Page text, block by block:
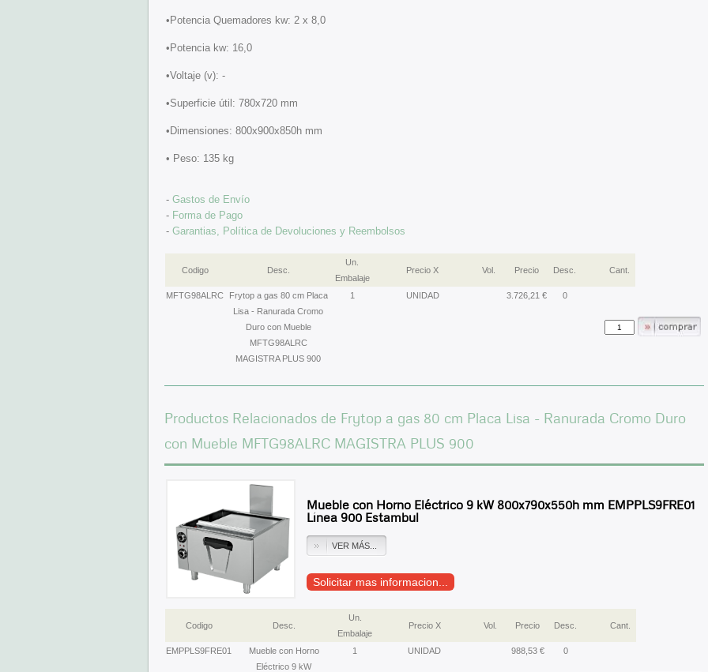
•Potencia Quemadores kw: 2 x 8,0
•Potencia kw: 16,0
•Voltaje (v): -
•Superficie útil: 780x720 mm
•Dimensiones: 800x900x850h mm
• Peso: 135 kg
- Gastos de Envío
- Forma de Pago
- Garantias, Política de Devoluciones y Reembolsos
Codigo Desc.
Un.
Embalaje
Precio X Vol. Precio Desc. Cant.
MFTG98ALRC
Frytop a gas 80 cm Placa
Lisa - Ranurada Cromo
Duro con Mueble
MFTG98ALRC
MAGISTRA PLUS 900
1 UNIDAD 3.726,21 € 0
Productos Relacionados de Frytop a gas 80 cm Placa Lisa - Ranurada Cromo Duro
con Mueble MFTG98ALRC MAGISTRA PLUS 900
Mueble con Horno Eléctrico 9 kW 800x790x550h mm EMPPLS9FRE01
Línea 900 Estambul
VER MÁS...
Solicitar mas informacion...
Codigo Desc.
Un.
Embalaje
Precio X Vol. Precio Desc. Cant.
EMPPLS9FRE01
Mueble con Horno
Eléctrico 9 kW
1 UNIDAD 988,53 € 0